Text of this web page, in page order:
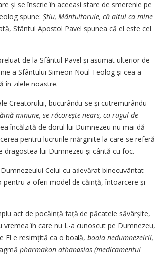
și se înscrie în aceeași stare de smerenie pe
spune: Știu, Mântuitorule, că altul ca mine
Sfântul Apostol Pavel spunea că el este cel
de la Sfântul Pavel și asumat ulterior de
a Sfântului Simeon Noul Teolog și cea a
în zilele noastre.
Creatorului, bucurându-se și cutremurându-
minune, se ră­co­rește nears, ca rugul de
încălzită de dorul lui Dumnezeu nu mai dă
pentru lucrurile mărginite la care se referă
dragostea lui Dumnezeu și cântă cu foc.
Celui cu adevărat binecuvântat
a oferi model de căință, întoarcere și
act de pocăință față de păcatele săvârșite,
în care nu L-a cunoscut pe Dumnezeu,
El e resimțită ca o boală, boala nedumnezeirii,
pharmakon athanasias (medicamentul